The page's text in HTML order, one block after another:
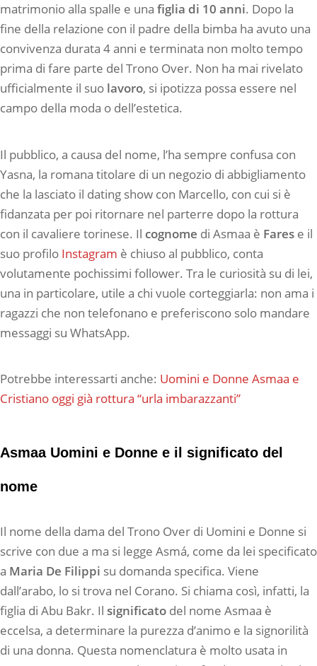
matrimonio alla spalle e una figlia di 10 anni. Dopo la
fine della relazione con il padre della bimba ha avuto una
convivenza durata 4 anni e terminata non molto tempo
prima di fare parte del Trono Over. Non ha mai rivelato
ufficialmente il suo lavoro, si ipotizza possa essere nel
campo della moda o dell’estetica.
Il pubblico, a causa del nome, l’ha sempre confusa con
Yasna, la romana titolare di un negozio di abbigliamento
che la lasciato il dating show con Marcello, con cui si è
fidanzata per poi ritornare nel parterre dopo la rottura
con il cavaliere torinese. Il cognome di Asmaa è Fares e il
suo profilo Instagram è chiuso al pubblico, conta
volutamente pochissimi follower. Tra le curiosità su di lei,
una in particolare, utile a chi vuole corteggiarla: non ama i
ragazzi che non telefonano e preferiscono solo mandare
messaggi su WhatsApp.
Potrebbe interessarti anche: Uomini e Donne Asmaa e
Cristiano oggi già rottura “urla imbarazzanti”
Asmaa Uomini e Donne e il significato del
nome
Il nome della dama del Trono Over di Uomini e Donne si
scrive con due a ma si legge Asmá, come da lei specificato
a Maria De Filippi su domanda specifica. Viene
dall’arabo, lo si trova nel Corano. Si chiama così, infatti, la
figlia di Abu Bakr. Il significato del nome Asmaa è
eccelsa, a determinare la purezza d’animo e la signorilità
di una donna. Questa nomenclatura è molto usata in